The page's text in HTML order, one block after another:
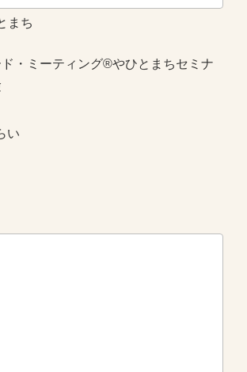
まち
・ミーティング®やひとまちセミナ
い